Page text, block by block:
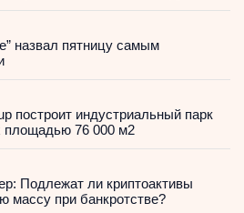
назвал пятницу самым
построит индустриальный парк
площадью 76 000 м2
Подлежат ли криптоактивы
массу при банкротстве?